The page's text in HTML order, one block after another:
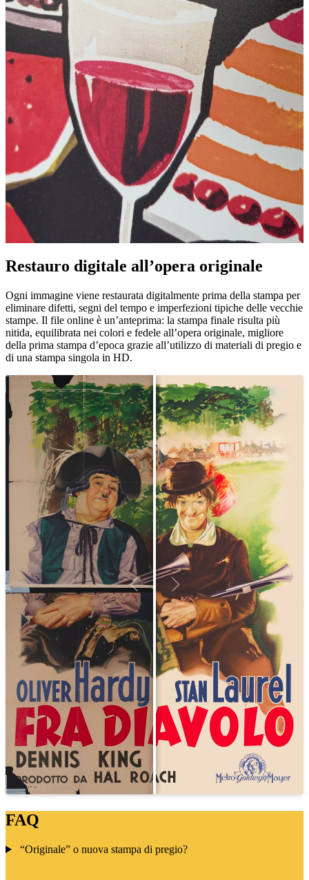
Pause
Restauro digitale all’opera originale
Ogni immagine viene restaurata digitalmente prima della stampa per
eliminare difetti, segni del tempo e imperfezioni tipiche delle vecchie
stampe. Il file online è un’anteprima: la stampa finale risulta più
nitida, equilibrata nei colori e fedele all’opera originale, migliore
della prima stampa d’epoca grazie all’utilizzo di materiali di pregio e
di una stampa singola in HD.
FAQ
“Originale” o nuova stampa di pregio?